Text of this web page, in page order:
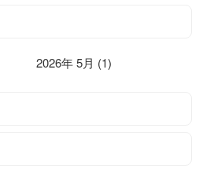
2026年 5月 (1)